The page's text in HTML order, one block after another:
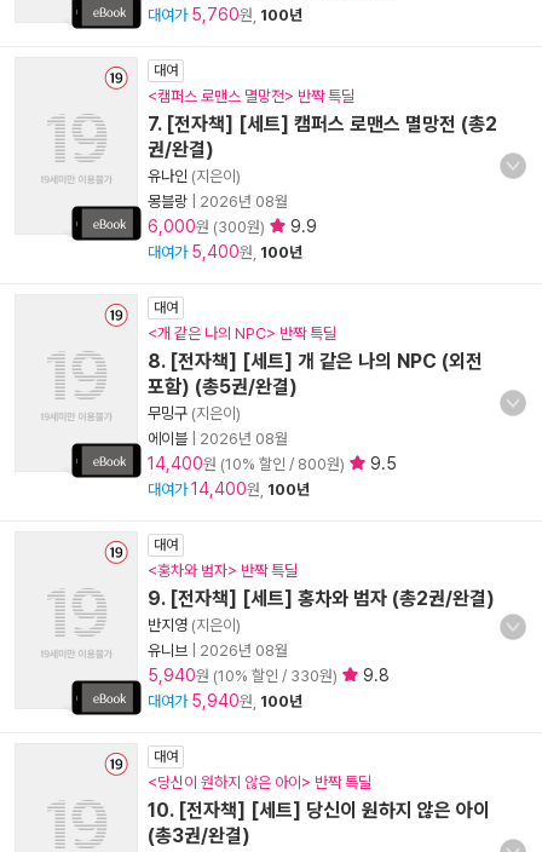
대여가 5,760원, 100년
대여
<캠퍼스 로맨스 멸망전> 반짝 특딜
7. [전자책] [세트] 캠퍼스 로맨스 멸망전 (총2
권/완결)
유나인 (지은이)
몽블랑
2026년 08월
6,000원 (300원) 9.9
대여가 5,400원, 100년
대여
<개 같은 나의 NPC> 반짝 특딜
8. [전자책] [세트] 개 같은 나의 NPC (외전
포함) (총5권/완결)
무밍구 (지은이)
에이블
2026년 08월
14,400원 (10% 할인 / 800원) 9.5
대여가 14,400원, 100년
대여
<홍차와 범자> 반짝 특딜
9. [전자책] [세트] 홍차와 범자 (총2권/완결)
반지영 (지은이)
유니브
2026년 08월
5,940원 (10% 할인 / 330원) 9.8
대여가 5,940원, 100년
대여
<당신이 원하지 않은 아이> 반짝 특딜
10. [전자책] [세트] 당신이 원하지 않은 아이
(총3권/완결)